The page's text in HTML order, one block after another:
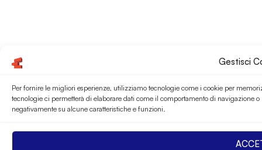
Gestisci
Per fornire le migliori esperienze, utilizziamo tecnologie come i cookie per
tecnologie ci permetterà di elaborare dati come il comportamento di navigazione
negativamente su alcune caratteristiche e funzioni.